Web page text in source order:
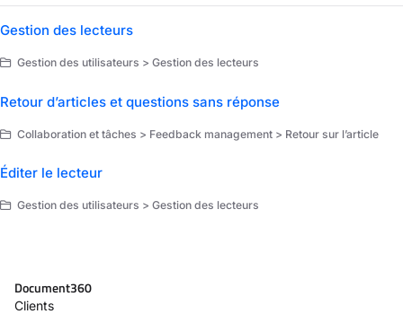
Gestion des lecteurs
Gestion des utilisateurs > Gestion des lecteurs
Retour d’articles et questions sans réponse
Collaboration et tâches > Feedback management > Retour sur l’article
Éditer le lecteur
Gestion des utilisateurs > Gestion des lecteurs
Document360
Clients